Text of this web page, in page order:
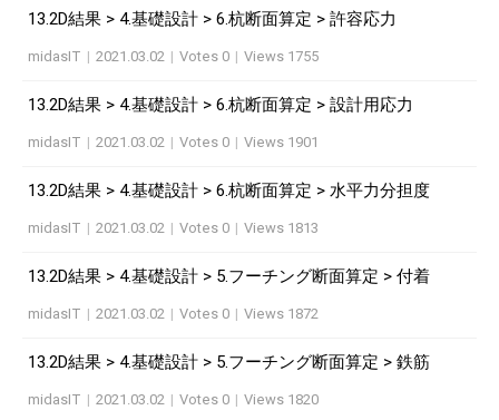
13.2D結果 > 4.基礎設計 > 6.杭断面算定 > 許容応力
midasIT | 2021.03.02 | Votes 0 | Views 1755
13.2D結果 > 4.基礎設計 > 6.杭断面算定 > 設計用応力
midasIT | 2021.03.02 | Votes 0 | Views 1901
13.2D結果 > 4.基礎設計 > 6.杭断面算定 > 水平力分担度
midasIT | 2021.03.02 | Votes 0 | Views 1813
13.2D結果 > 4.基礎設計 > 5.フーチング断面算定 > 付着
midasIT | 2021.03.02 | Votes 0 | Views 1872
13.2D結果 > 4.基礎設計 > 5.フーチング断面算定 > 鉄筋
midasIT | 2021.03.02 | Votes 0 | Views 1820